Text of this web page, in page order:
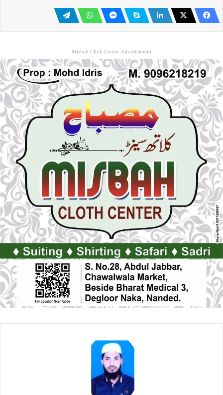
Misbah Cloth Center Advertisment